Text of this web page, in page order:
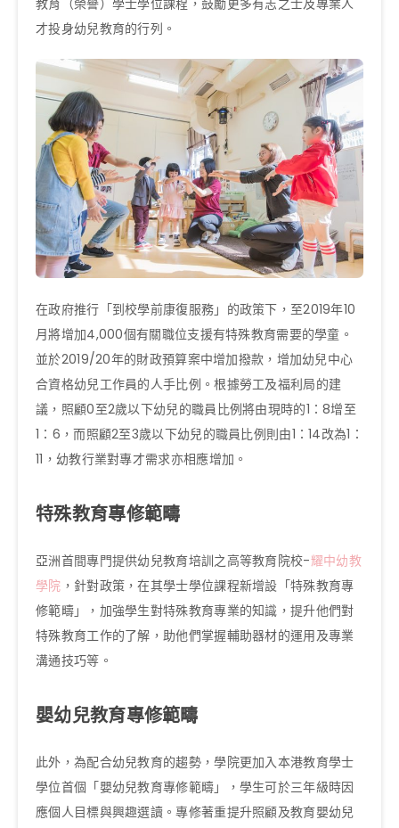
才投身幼兒教育的行列。
在政府推行「到校學前康復服務」的政策下，至2019年10
月將增加4,000個有關職位支援有特殊教育需要的學童。
並於2019/20年的財政預算案中增加撥款，增加幼兒中心
合資格幼兒工作員的人手比例。根據勞工及福利局的建
議，照顧0至2歲以下幼兒的職員比例將由現時的1：8增至
1：6，而照顧2至3歲以下幼兒的職員比例則由1：14改為1：
11，幼教行業對專才需求亦相應增加。
特殊教育專修範疇
亞洲首間專門提供幼兒教育培訓之高等教育院校-耀中幼教
學院 ，針對政策，在其學士學位課程新增設「特殊教育專
修範疇」，加強學生對特殊教育專業的知識，提升他們對
特殊教育工作的了解，助他們掌握輔助器材的運用及專業
溝通技巧等。
嬰幼兒教育專修範疇
此外，為配合幼兒教育的趨勢，學院更加入本港教育學士
學位首個「嬰幼兒教育專修範疇」，學生可於三年級時因
應個人目標與興趣選讀。專修著重提升照顧及教育嬰幼兒